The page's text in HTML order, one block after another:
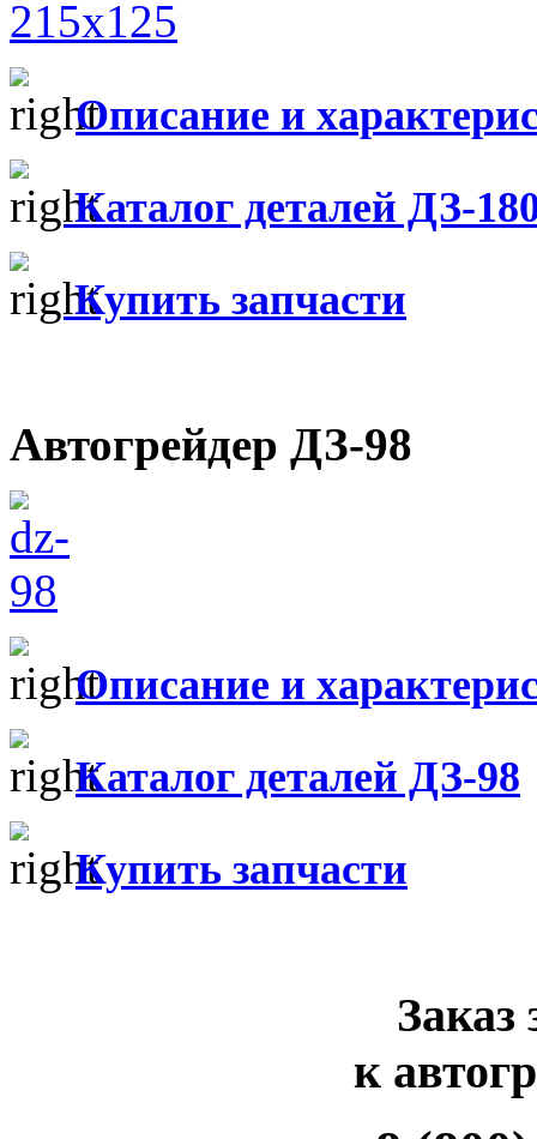
Описание и
Каталог деталей ДЗ-
Купить запчасти
Автогрейдер ДЗ-98
Описание и
Каталог деталей ДЗ-98
Купить запчасти
Заказ
к